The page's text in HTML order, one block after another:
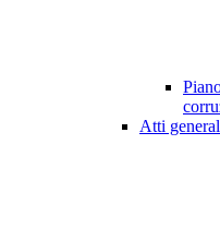
Atti